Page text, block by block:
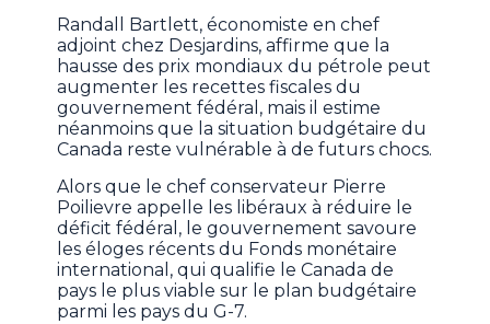
Randall Bartlett, économiste en chef
adjoint chez Desjardins, affirme que la
hausse des prix mondiaux du pétrole peut
augmenter les recettes fiscales du
gouvernement fédéral, mais il estime
néanmoins que la situation budgétaire du
Canada reste vulnérable à de futurs chocs.
Alors que le chef conservateur Pierre
Poilievre appelle les libéraux à réduire le
déficit fédéral, le gouvernement savoure
les éloges récents du Fonds monétaire
international, qui qualifie le Canada de
pays le plus viable sur le plan budgétaire
parmi les pays du G-7.